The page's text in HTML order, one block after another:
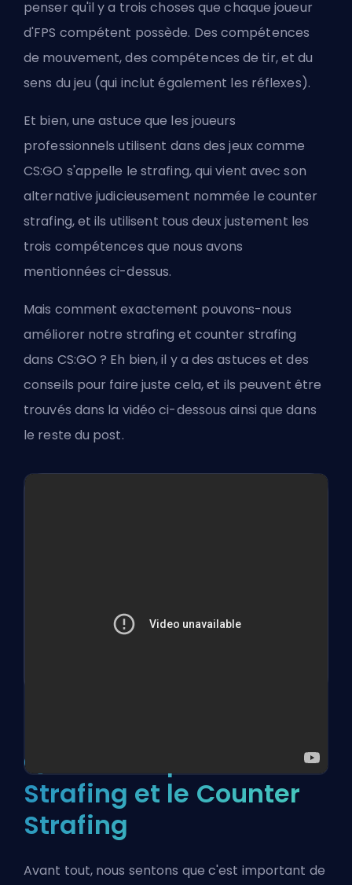
penser qu'il y a trois choses que chaque joueur
d'FPS compétent possède. Des compétences
de mouvement, des compétences de tir, et du
sens du jeu (qui inclut également les réflexes).
Et bien, une astuce que les joueurs
professionnels utilisent dans des jeux comme
CS:GO s'appelle le strafing, qui vient avec son
alternative judicieusement nommée le counter
strafing, et ils utilisent tous deux justement les
trois compétences que nous avons
mentionnées ci-dessus.
Mais comment exactement pouvons-nous
améliorer notre strafing et counter strafing
dans CS:GO ? Eh bien, il y a des astuces et des
conseils pour faire juste cela, et ils peuvent être
trouvés dans la vidéo ci-dessous ainsi que dans
le reste du post.
Qu'est-ce que le
Strafing et le Counter
Strafing
Avant tout, nous sentons que c'est important de